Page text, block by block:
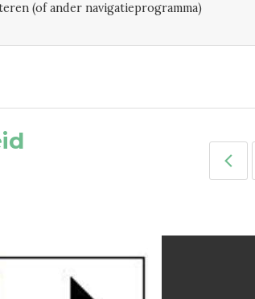
(of ander navigatieprogramma)